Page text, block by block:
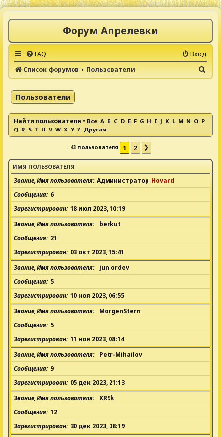
Форум Апрелевки
FAQ
Вход
Список форумов
Пользователи
о
к
Пользователи
Найти пользователя • Все A B C D E F G H I J K L M N O P
Q R S T U V W X Y Z Другая
43 пользователя 1 2
ИМЯ ПОЛЬЗОВАТЕЛЯ
Звание, Имя пользователя Администратор Hovard
Сообщения 6
Зарегистрирован 18 июл 2023, 10:19
Звание, Имя пользователя
berkut
Сообщения 21
Зарегистрирован 03 окт 2023, 15:41
Звание, Имя пользователя
juniordev
Сообщения 5
Зарегистрирован 10 ноя 2023, 06:55
Звание, Имя пользователя
MorgenStern
Сообщения 5
Зарегистрирован 11 ноя 2023, 08:14
Звание, Имя пользователя
Petr-Mihailov
Сообщения 9
Зарегистрирован 05 дек 2023, 21:13
Звание, Имя пользователя
XR9k
Сообщения 12
Зарегистрирован 30 дек 2023, 08:19